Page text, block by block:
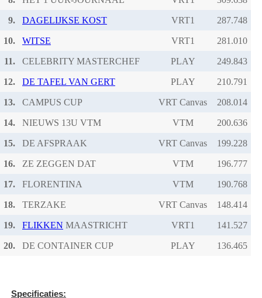
9. DAGELIJKSE KOST VRT1
10. WITSE VRT1
11. CELEBRITY MASTERCHEF PLAY
12. DE TAFEL VAN GERT PLAY
13. CAMPUS CUP VRT Canvas
14. NIEUWS 13U VTM VTM
15. DE AFSPRAAK VRT Canvas
16. ZE ZEGGEN DAT VTM
17. FLORENTINA VTM
18. TERZAKE VRT Canvas
19. FLIKKEN MAASTRICHT VRT1
20. DE CONTAINER CUP PLAY
Specificaties: